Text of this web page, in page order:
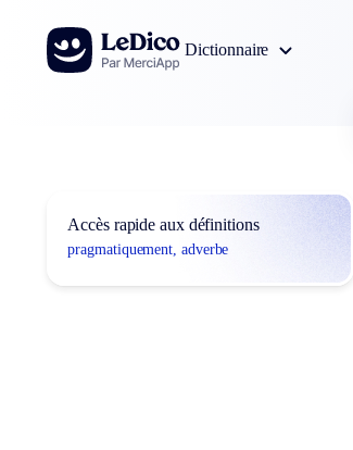
Aller au contenu
Dictionnaire
Accès rapide aux définitions
pragmatiquement, adverbe